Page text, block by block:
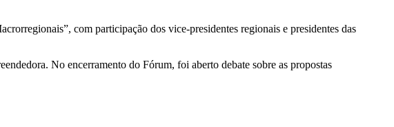
com participação dos vice-presidentes regionais e presidentes das
No encerramento do Fórum, foi aberto debate sobre as propostas